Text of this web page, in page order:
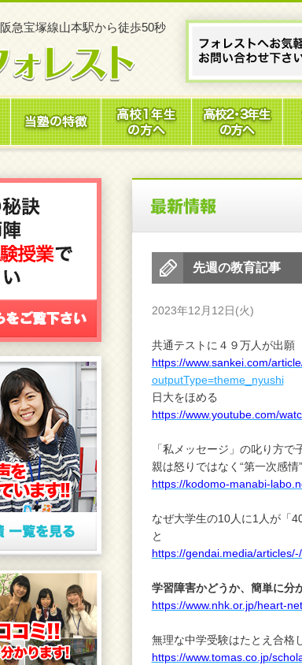
阪急宝塚線山本駅から徒歩50秒
先週の教育記事
2023年12月12日(火)
共通テストに４９万人が出
https://www.sankei.com/
outputType=theme_nyushi
日大をほめる
https://www.youtube.com/
「私メッセージ」の叱り方で
親は怒りではなく“第一次感情
https://kodomo-manabi-
なぜ大学生の10人に1人が「
と
https://gendai.media/
学習障害かどうか、簡単に分
https://www.nhk.or.jp/heart-
無理な中学受験はたとえ合格
https://www.tomas.co.jp/